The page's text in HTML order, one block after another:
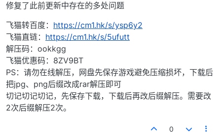
修复了此前更新中存在的多处问题
飞猫转百度： https://cm1.hk/s/ysp6y2
飞猫直链： https://cm1.hk/s/5ufutt
解压码：ookkgg
飞猫优惠码：8ZV9BT
PS：请勿在线解压，网盘先保存游戏避免压缩损坏，下载后
把jpg、png后缀改成rar解压即可
切记切记切记，先保存下载，下载后再改后缀解压。需要改
2次后缀解压2次。
0